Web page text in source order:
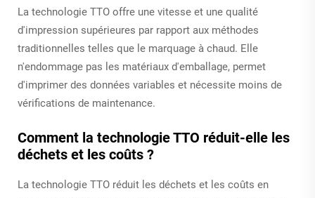
La technologie TTO offre une vitesse et une qualité
d'impression supérieures par rapport aux méthodes
traditionnelles telles que le marquage à chaud. Elle
n'endommage pas les matériaux d'emballage, permet
d'imprimer des données variables et nécessite moins de
vérifications de maintenance.
Comment la technologie TTO réduit-elle les
déchets et les coûts ?
La technologie TTO réduit les déchets et les coûts en